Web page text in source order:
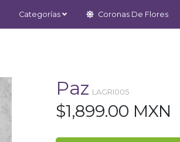
Categorías Coronas De Flores
Paz LAGRI005
$1,899.00 MXN